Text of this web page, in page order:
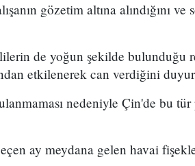
gözetim altına alındığını ve
de yoğun şekilde bulunduğu
etkilenerek can verdiğini
nedeniyle Çin'de bu tür
ay meydana gelen havai